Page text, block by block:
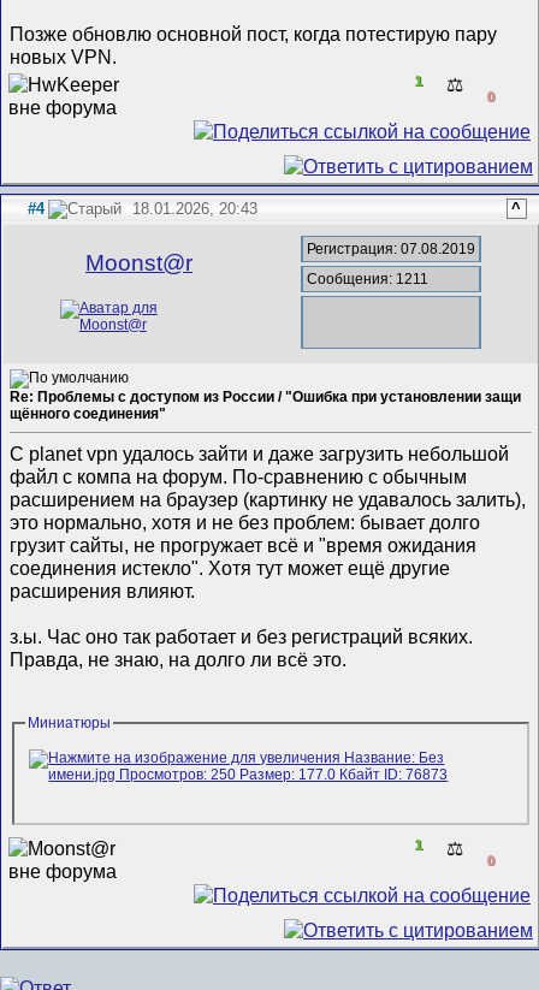
Позже обновлю основной пост, когда потестирую пару
новых VPN.
1 ⚖️
0
#4 18.01.2026, 20:43 ^
Mооnst@r
Регистрация: 07.08.2019
Сообщения: 1211
Re: Проблемы с доступом из России / "Ошибка при установлении защи
щённого соединения"
С planet vpn удалось зайти и даже загрузить небольшой
файл с компа на форум. По-сравнению с обычным
расширением на браузер (картинку не удавалось залить),
это нормально, хотя и не без проблем: бывает долго
грузит сайты, не прогружает всё и "время ожидания
соединения истекло". Хотя тут может ещё другие
расширения влияют.
з.ы. Час оно так работает и без регистраций всяких.
Правда, не знаю, на долго ли всё это.
Миниатюры
1 ⚖️
0